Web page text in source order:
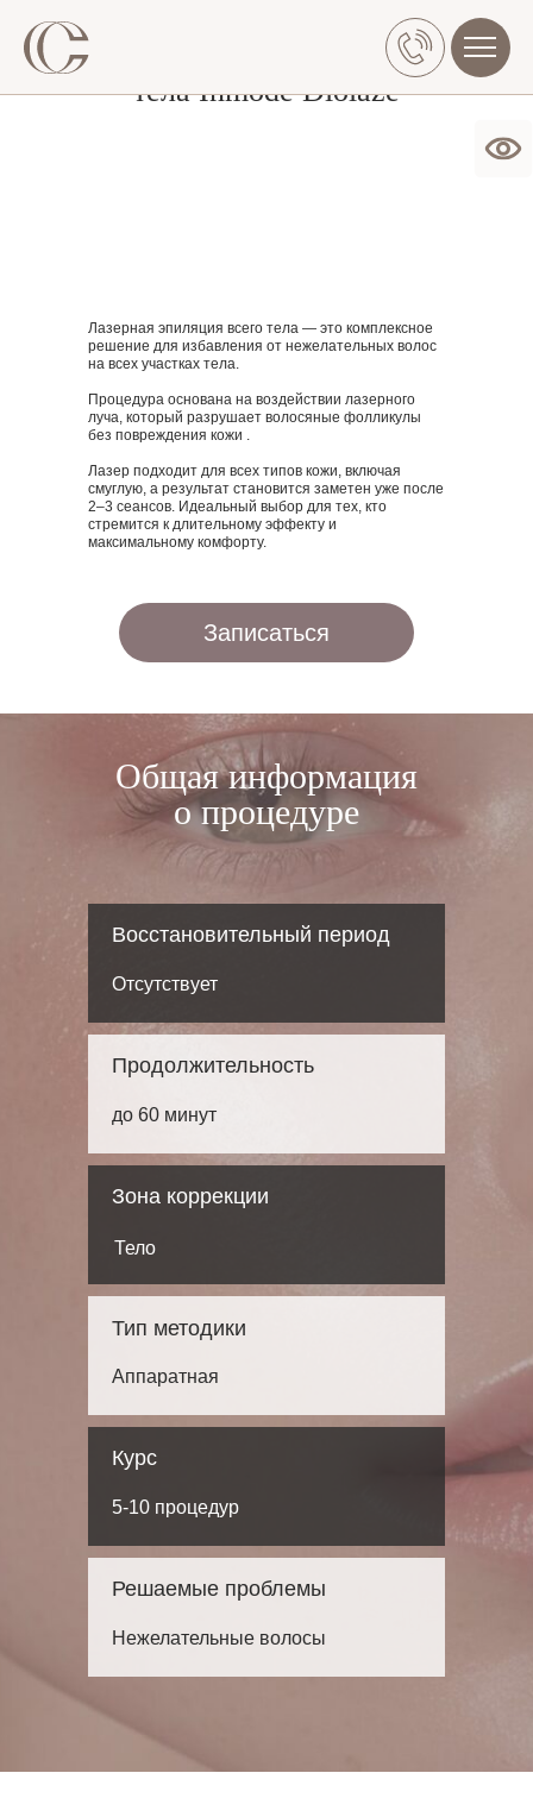
Лазерная эпиляция
тела Inmode Diolaze
Лазерная эпиляция всего тела — это комплексное
решение для избавления от нежелательных волос
на всех участках тела.
Процедура основана на воздействии лазерного
луча, который разрушает волосяные фолликулы
без повреждения кожи .
Лазер подходит для всех типов кожи, включая
смуглую, а результат становится заметен уже после
2–3 сеансов. Идеальный выбор для тех, кто
стремится к длительному эффекту и
максимальному комфорту.
Записаться
Общая информация
о процедуре
до 60 минут
Продолжительность
Аппаратная
Тип методики
Нежелательные волосы
Решаемые проблемы
Отсутствует
Восстановительный период
Тело
Зона коррекции
5-10 процедур
Курс